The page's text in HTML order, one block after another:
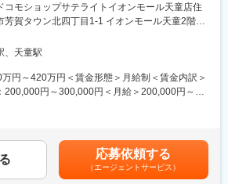
ます。
必要となった際も、社員寮があり、月1000円の
め、会社からの支援・補助も手厚いのが特徴で
工場長→工場長
です。
受付・ご案内をお任せします。
とやご要望を伺い、「ありがとう」と言われる
はなく、チームで協力するので未経験の方も
のご案内
相談対応
変更の手続き
コモショップサテライトイオンモール天童店住
北四丁目1-1 イオンモール天童2階受
全面禁煙変更の範囲：会社の定める事業所
、天童駅
円～420万円＜賃金形態＞月給制＜賃金内訳＞
200,000円～300,000円＜月給＞200,000円～
り、選考を通じて上下する可能性があります。
手当を含めた表記です。
応募依頼する
（エージェントサービス）